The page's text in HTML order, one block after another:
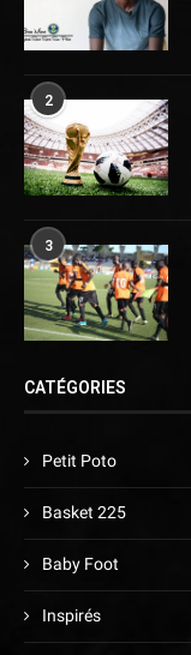
2
3
CATÉGORIES
Petit Poto
Basket 225
Baby Foot
Inspirés